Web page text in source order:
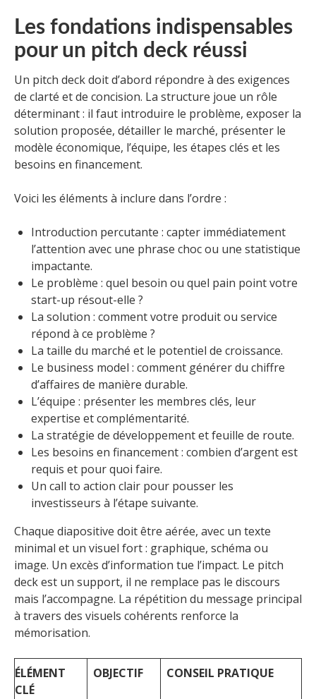
Les fondations indispensables
pour un pitch deck réussi
Un pitch deck doit d’abord répondre à des exigences
de clarté et de concision. La structure joue un rôle
déterminant : il faut introduire le problème, exposer la
solution proposée, détailler le marché, présenter le
modèle économique, l’équipe, les étapes clés et les
besoins en financement.
Voici les éléments à inclure dans l’ordre :
Introduction percutante : capter immédiatement
l’attention avec une phrase choc ou une statistique
impactante.
Le problème : quel besoin ou quel pain point votre
start-up résout-elle ?
La solution : comment votre produit ou service
répond à ce problème ?
La taille du marché et le potentiel de croissance.
Le business model : comment générer du chiffre
d’affaires de manière durable.
L’équipe : présenter les membres clés, leur
expertise et complémentarité.
La stratégie de développement et feuille de route.
Les besoins en financement : combien d’argent est
requis et pour quoi faire.
Un call to action clair pour pousser les
investisseurs à l’étape suivante.
Chaque diapositive doit être aérée, avec un texte
minimal et un visuel fort : graphique, schéma ou
image. Un excès d’information tue l’impact. Le pitch
deck est un support, il ne remplace pas le discours
mais l’accompagne. La répétition du message principal
à travers des visuels cohérents renforce la
mémorisation.
ÉLÉMENT
CLÉ
OBJECTIF CONSEIL PRATIQUE